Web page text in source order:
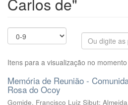
Itens para a visualização no
Memória de Reunião -
Rosa do Ocoy
Gomide, Francisco Luiz Sibut;